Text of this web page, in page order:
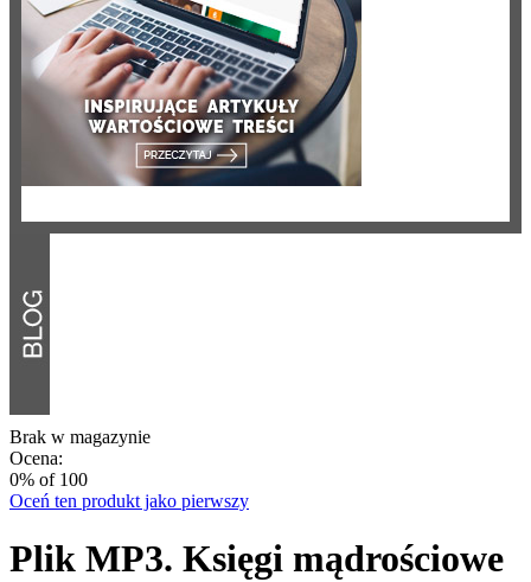
Brak w magazynie
Ocena:
0% of 100
Oceń ten produkt jako pierwszy
Plik MP3. Księgi mądrościowe